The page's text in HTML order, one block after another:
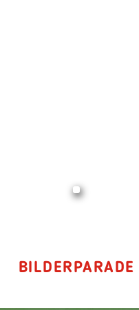
BILDERPARADE